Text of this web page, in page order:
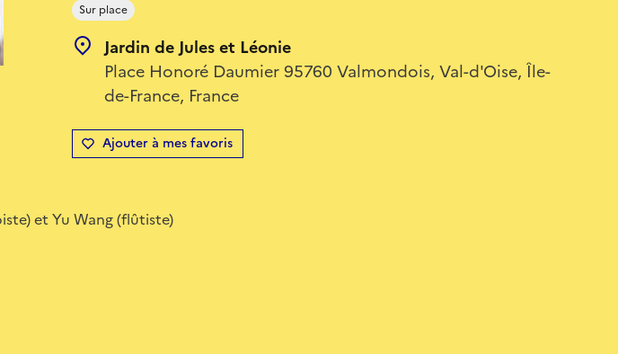
Sur place
Jardin de Jules et Léonie
Place Honoré Daumier 95760 Valmondois, Val-d'Oise, Île-
de-France, France
Ajouter à mes favoris
et Yu Wang (flûtiste)